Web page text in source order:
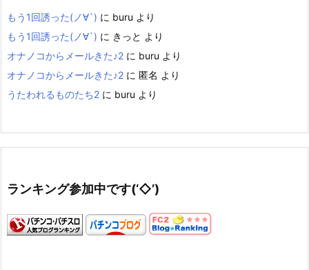
もう1回誘った(ノ∀`) に buru より
もう1回誘った(ノ∀`) に きっと より
オナノコからメールきた♪2 に buru より
オナノコからメールきた♪2 に 匿名 より
うたわれるものたち2 に buru より
ランキング参加中です(‘◇’)ゞ